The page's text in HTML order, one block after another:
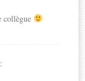
collègue